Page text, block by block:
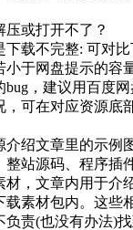
或打开不了？
下载不完整: 可对
小于网盘提示的容
，建议用百度网
，可在对应资源底
介绍文章里的示例
整站源码、程序插
材，文章内用于介
载素材包内。这些
负责(也没有办法)